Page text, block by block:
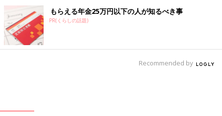
運命』など多数。YouTube「細木かおりチャンネル」
（https://www.youtube.com/@kaori_channel）では六星占術に
関する知識や活用方法などを配信し、その収益全額をスマイルプ
ロジェクトに寄付している。
■個人鑑定のお申込み方法などは、公式ホームページ：
もらえる年金25万円以下の人が知るべき事
PR(くらしの話題)
Recommended by